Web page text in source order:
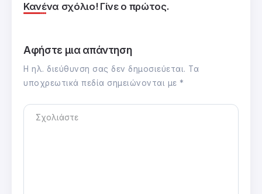
Κανένα σχόλιο! Γίνε ο πρώτος.
Αφήστε μια απάντηση
Η ηλ. διεύθυνση σας δεν δημοσιεύεται. Τα
υποχρεωτικά πεδία σημειώνονται με *